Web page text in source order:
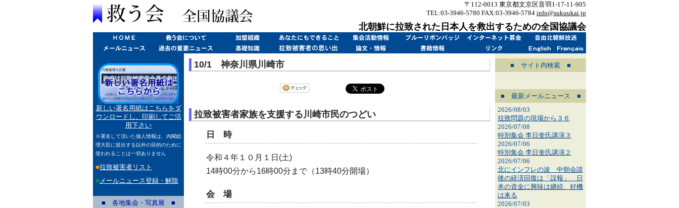
〒112-0013 東京都文京区音羽1-17-11-905
TEL:03-3946-5780 FAX:03-3946-5784 info@sukuukai.jp
北朝鮮に拉致された日本人を救出するための全国協議会
新しい署名用紙はこちらをダ
ウンロードし、印刷してご活
用下さい
※署名して頂いた個人情報は、内閣総
理大臣に提出する以外の目的のために
使われることは一切ありません
■拉致被害者リスト
■ メールニュース登録・解除
■ 各地集会・写真展 ■
10/1 神奈川県川崎市
拉致被害者家族を支援する川崎市民のつどい
日 時
令和４年１０月１日(土)
14時00分から16時00分まで（13時40分開場）
会 場
■ サイト内検索 ■
■ 最新メールニュース ■
2026/08/03
拉致問題の現場から３６
2026/07/08
特別集会 李日奎氏講演３
2026/07/06
特別集会 李日奎氏講演２
2026/07/06
北にインフレの波 中朝会談
後の経済回復は「誤報」 日
本の資金に興味は継続、好機
は来る
2026/07/03